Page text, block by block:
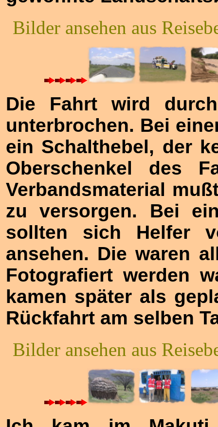
Bilder ansehen aus
Die Fahrt wird
unterbrochen. Bei
ein Schalthebel, der
Oberschenkel des
Verbandsmaterial
zu versorgen. Bei
sollten sich Helfer
ansehen. Die waren
Fotografiert werden
kamen später als
Rückfahrt am selben
Bilder ansehen aus